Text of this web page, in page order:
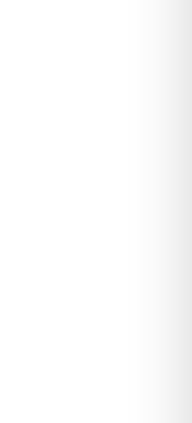
Software von
die
hohem Maße